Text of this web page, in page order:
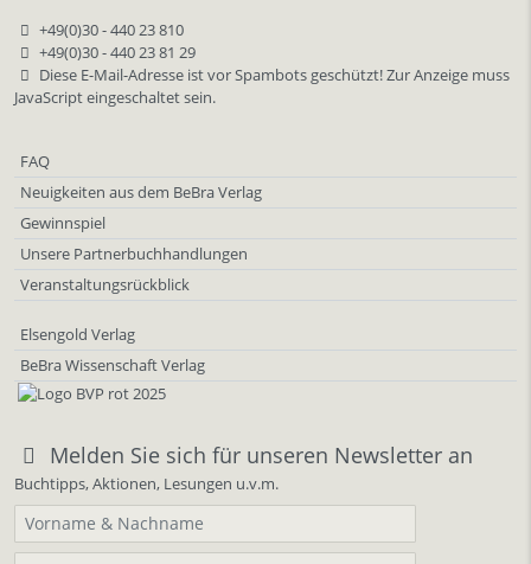
+49(0)30 - 440 23 810
+49(0)30 - 440 23 81 29
Diese E-Mail-Adresse ist vor Spambots geschützt! Zur Anzeige muss
JavaScript eingeschaltet sein.
FAQ
Neuigkeiten aus dem BeBra Verlag
Gewinnspiel
Unsere Partnerbuchhandlungen
Veranstaltungsrückblick
Elsengold Verlag
BeBra Wissenschaft Verlag
Melden Sie sich für unseren Newsletter an
Buchtipps, Aktionen, Lesungen u.v.m.